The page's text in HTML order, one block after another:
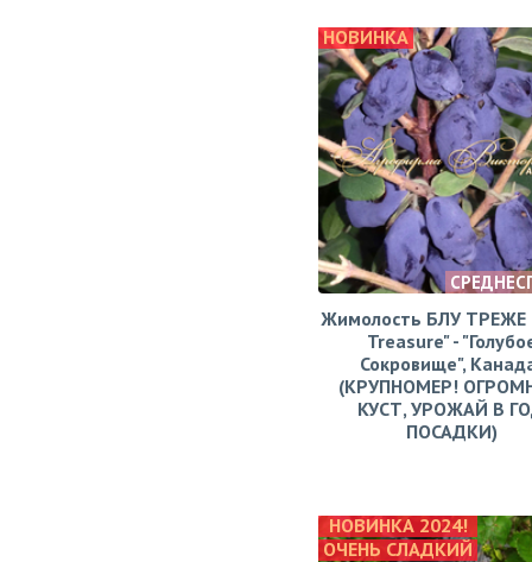
НОВИНКА
Жимолость БЛУ ТРЕЖЕ
Treasure" -
Сокровище",
(КРУПНОМЕР!
КУСТ, УРОЖАЙ В
ПОСАДКИ)
НОВИНКА 2024!
ОЧЕНЬ СЛАДКИЙ